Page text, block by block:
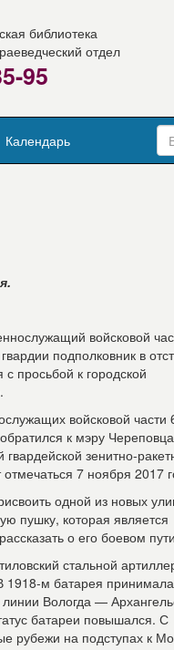
библиотека
отдел
95
Календарь
войсковой
подполковник в
просьбой к городской
войсковой части
к мэру
зенитно-
7 ноября 2017
одной из новых
пушку, которая является
о его боевом
стальной
1918-м батарея принимала
Вологда —
батареи повышался. С
рубежи на подступах к